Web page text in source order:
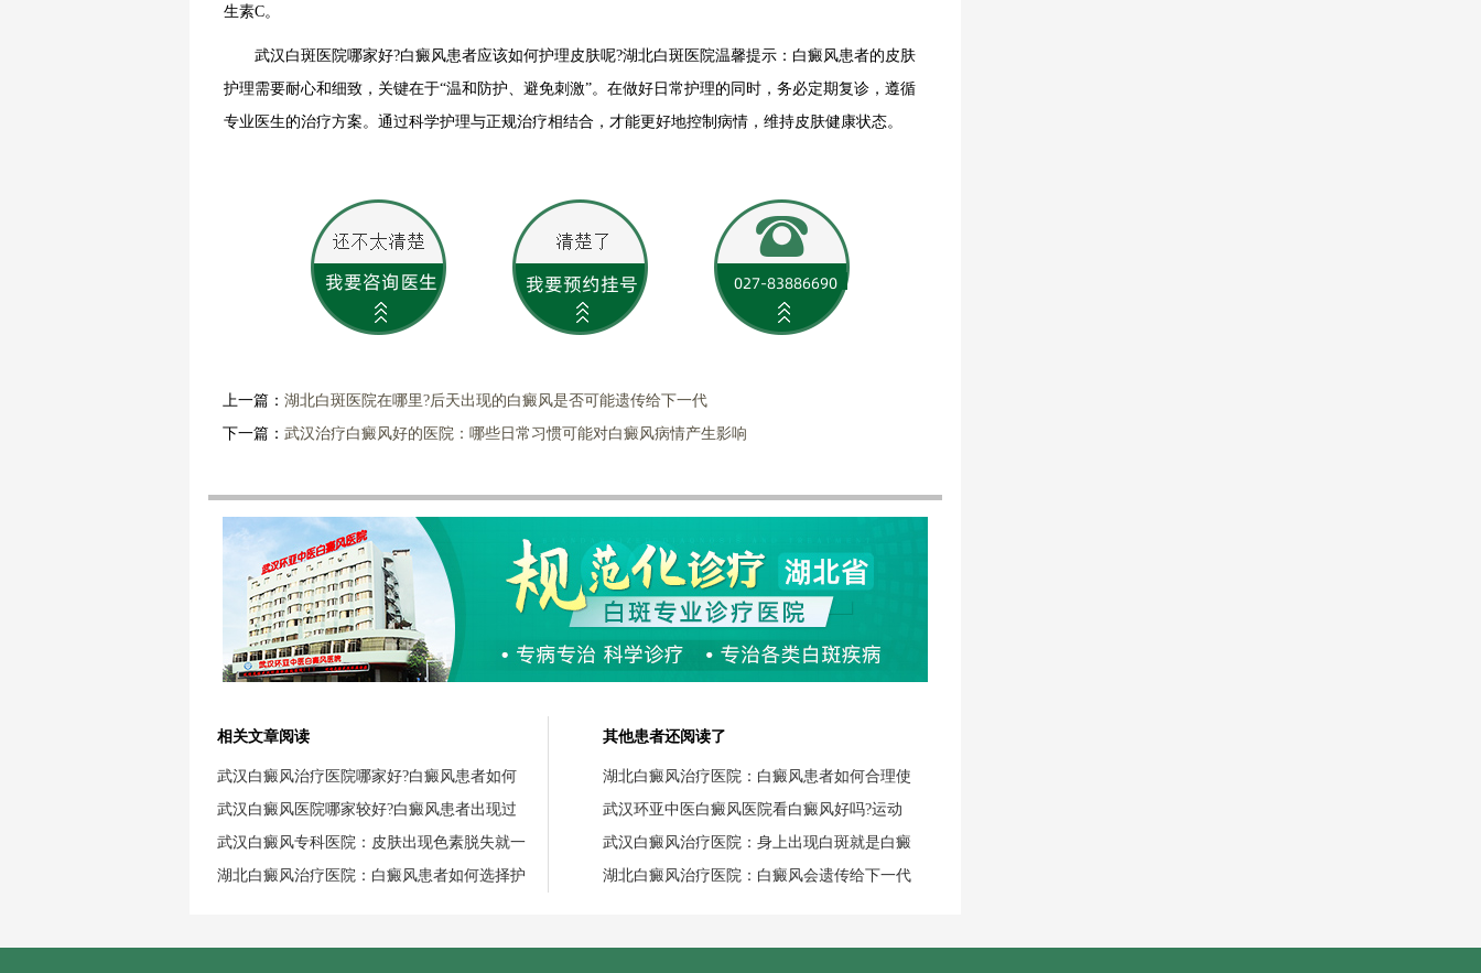
生素C。
武汉白斑医院哪家好?白癜风患者应该如何护理皮肤呢?湖北白斑医院温馨提示：白癜风患者的皮肤
护理需要耐心和细致，关键在于“温和防护、避免刺激”。在做好日常护理的同时，务必定期复诊，遵循
专业医生的治疗方案。通过科学护理与正规治疗相结合，才能更好地控制病情，维持皮肤健康状态。
上一篇： 湖北白斑医院在哪里?后天出现的白癜风是否可能遗传给下一代
下一篇： 武汉治疗白癜风好的医院：哪些日常习惯可能对白癜风病情产生影响
相关文章阅读
武汉白癜风治疗医院哪家好?白癜风患者如何
武汉白癜风医院哪家较好?白癜风患者出现过
武汉白癜风专科医院：皮肤出现色素脱失就一
湖北白癜风治疗医院：白癜风患者如何选择护
其他患者还阅读了
湖北白癜风治疗医院：白癜风患者如何合理使
武汉环亚中医白癜风医院看白癜风好吗?运动
武汉白癜风治疗医院：身上出现白斑就是白癜
湖北白癜风治疗医院：白癜风会遗传给下一代